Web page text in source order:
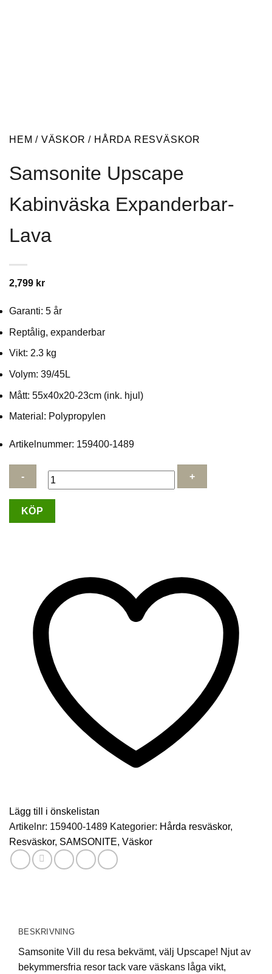
HEM / VÄSKOR / HÅRDA RESVÄSKOR
Samsonite Upscape
Kabinväska Expanderbar-
Lava
2,799 kr
Garanti: 5 år
Reptålig, expanderbar
Vikt: 2.3 kg
Volym: 39/45L
Mått: 55x40x20-23cm (ink. hjul)
Material: Polypropylen
Artikelnummer: 159400-1489
Samsonite
KÖP
Lägg till i önskelistan
Artikelnr: 159400-1489 Kategorier: Hårda resväskor,
Resväskor, SAMSONITE, Väskor
BESKRIVNING
Samsonite Vill du resa bekvämt, välj Upscape! Njut av
bekymmersfria resor tack vare väskans låga vikt,